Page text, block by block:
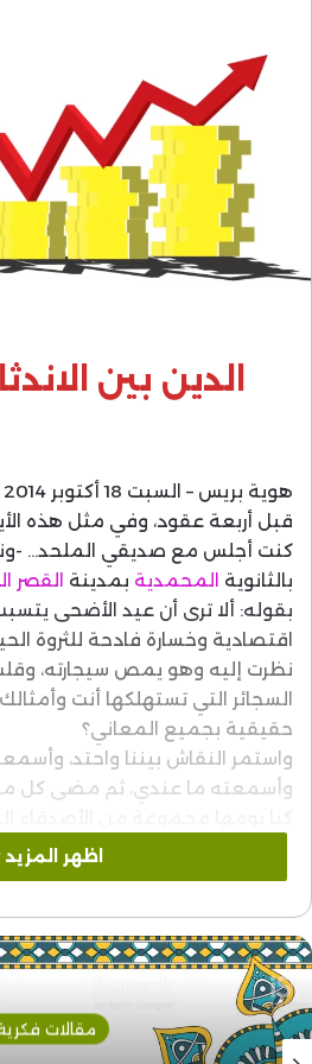
الدين بين
هوية بريس – السبت 18 أكتوبر 2014
قبل أربعة عقود، وفي مثل هذه
كنت أجلس مع صديقي الملحد… -
بالثانوية المحمدية بمدينة القصر
بقوله: ألا ترى أن عيد الأضحى
اقتصادية وخسارة فادحة للثروة
نظرت إليه وهو يمص سيجارته،
السجائر التي تستهلكها أنت
حقيقية بجميع المعاني؟
واستمر النقاش بيننا واحتد،
وأسمعته ما عندي، ثم مضى كل
مدرستنا الثانوية، وكنا مثقفين
من أعمارنا. لكننا في النهاية
والسجالات في لقاءاتنا لعدة
الجامعات ودروب الحياة.
في ذلك الوقت كان أصدقاؤنا
الأساتذة المغربيين والفرنساويين،
بوابل من المقولات المزلزِلة،
اظهر المزيد
مقالات